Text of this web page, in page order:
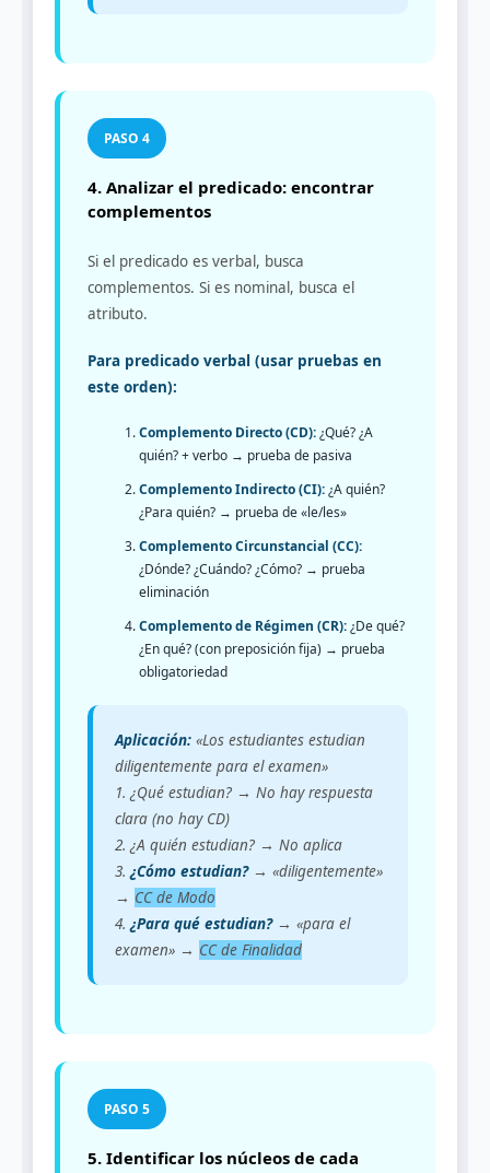
4. Analizar el predicado: encontrar
complementos
Si el predicado es verbal, busca
complementos. Si es nominal, busca el
atributo.
Para predicado verbal (usar pruebas en
este orden):
Complemento Directo (CD):¿Qué? ¿A
quién? + verbo → prueba de pasiva
Complemento Indirecto (CI):¿A quién?
¿Para quién? → prueba de «le/les»
Complemento Circunstancial (CC):
¿Dónde? ¿Cuándo? ¿Cómo? → prueba
eliminación
Complemento de Régimen (CR):¿De qué?
¿En qué? (con preposición fija) → prueba
obligatoriedad
Aplicación: «Los estudiantes estudian
diligentemente para el examen»
1. ¿Qué estudian? → No hay respuesta
clara (no hay CD)
2. ¿A quién estudian? → No aplica
3. ¿Cómo estudian?→ «diligentemente»
→ CC de Modo
4. ¿Para qué estudian?→ «para el
examen» → CC de Finalidad
5. Identificar los núcleos de cada